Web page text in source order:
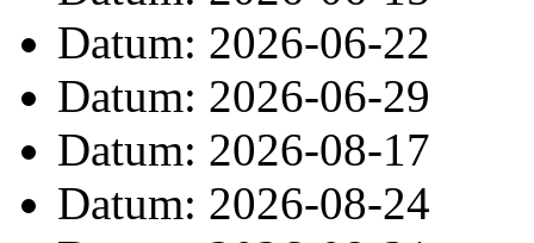
Datum: 2026-06-22
Datum: 2026-06-29
Datum: 2026-08-17
Datum: 2026-08-24